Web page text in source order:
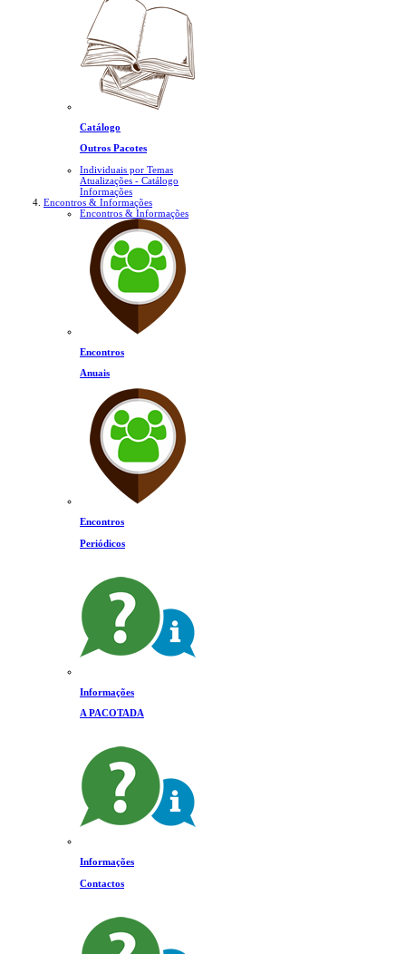
Catálogo
Outros Pacotes
Individuais por Temas
Atualizações - Catálogo
Informações
Encontros & Informações
Encontros & Informações
Encontros
Anuais
Encontros
Periódicos
Informações
A PACOTADA
Informações
Contactos